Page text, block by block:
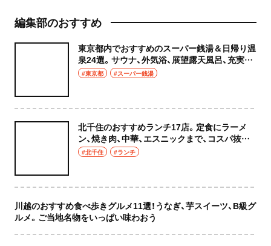
編集部のおすすめ
東京都内でおすすめのスーパー銭湯＆日帰り温
泉24選。サウナ、外気浴、展望露天風呂、充実の
癒やし空間へ
#東京都 #スーパー銭湯
北千住のおすすめランチ17店。定食にラーメ
ン、焼き肉、中華、エスニックまで、コスパ抜群
な店もおしゃれな店も網羅してご紹介！
#北千住 #ランチ
川越のおすすめ食べ歩きグルメ11選！うなぎ、芋スイーツ、B級グ
ルメ。ご当地名物をいっぱい味わおう